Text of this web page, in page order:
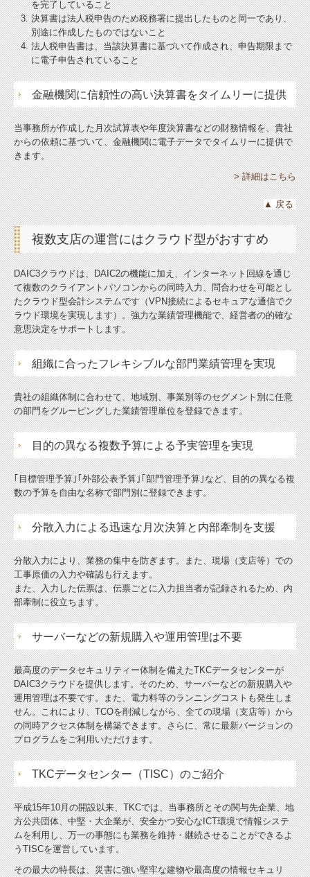
を完了していること
決算書は法人税申告のため税務署に提出したものと同一であり、
別途に作成したものではないこと
法人税申告書は、当該決算書に基づいて作成され、申告期限まで
に電子申告されていること
金融機関に信頼性の高い決算書をタイムリーに提供
当事務所が作成した月次試算表や年度決算書などの財務情報を、貴社
からの依頼に基づいて、金融機関に電子データでタイムリーに提供で
きます。
> 詳細はこちら
▲ 戻る
複数支店の運営にはクラウド型がおすすめ
DAIC3クラウドは、DAIC2の機能に加え、インターネット回線を通じ
て複数のクライアントパソコンからの同時入力、問合わせを可能とし
たクラウド型会計システムです（VPN接続によるセキュアな通信でク
ラウド環境を実現します）。強力な業績管理機能で、経営者の的確な
意思決定をサポートします。
組織に合ったフレキシブルな部門業績管理を実現
貴社の組織体制に合わせて、地域別、事業別等のセグメント別に任意
の部門をグルーピングした業績管理単位を登録できます。
目的の異なる複数予算による予実管理を実現
｢目標管理予算｣｢外部公表予算｣｢部門管理予算｣など、目的の異なる複
数の予算を自由な名称で部門別に登録できます。
分散入力による迅速な月次決算と内部牽制を支援
分散入力により、業務の集中を防ぎます。また、現場（支店等）での
工事原価の入力や確認も行えます。
また、入力した伝票は、伝票ごとに入力担当者が記録されるため、内
部牽制に役立ちます。
サーバーなどの新規購入や運用管理は不要
最高度のデータセキュリティー体制を備えたTKCデータセンターが
DAIC3クラウドを提供します。そのため、サーバーなどの新規購入や
運用管理は不要です。また、電力料等のランニングコストも発生しま
せん。これにより、TCOを削減しながら、全ての現場（支店等）から
の同時アクセス体制を構築できます。さらに、常に最新バージョンの
プログラムをご利用いただけます。
TKCデータセンター（TISC）のご紹介
平成15年10月の開設以来、TKCでは、当事務所とその関与先企業、地
方公共団体、中堅・大企業が、安全かつ安心なICT環境で情報システ
ムを利用し、万一の事態にも業務を維持・継続させることができるよ
うTISCを運営しています。
その最大の特長は、災害に強い堅牢な建物や最高度の情報セキュリ